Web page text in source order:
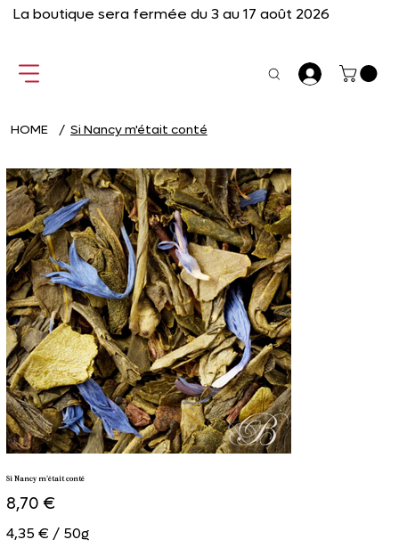
La boutique sera fermée du 3 au 17 août 2026
HOME / Si Nancy m'était conté
Si Nancy m'était conté
Prix
8,70 €
par
4,35 € / 50g